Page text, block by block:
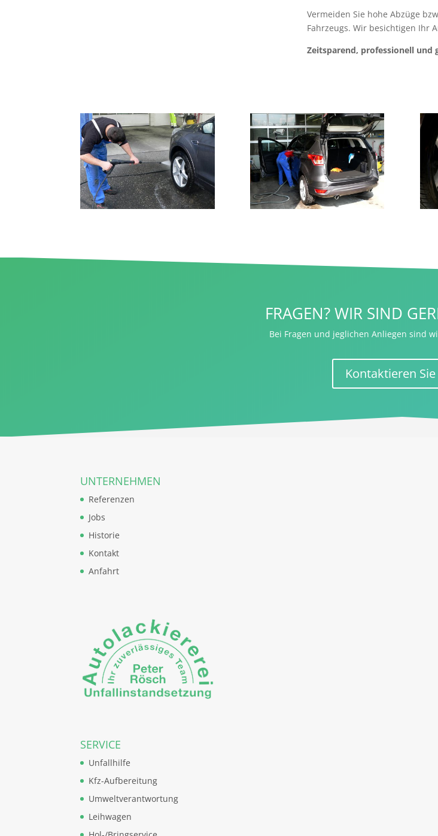
Vermeiden Sie hohe Abzüge
Fahrzeugs. Wir besichtigen Ihr
Zeitsparend, professionell und
FRAGEN? WIR SIND
Bei Fragen und jeglichen Anliegen sind
Kontaktieren
UNTERNEHMEN
Referenzen
Jobs
Historie
Kontakt
Anfahrt
SERVICE
Unfallhilfe
Kfz-Aufbereitung
Umweltverantwortung
Leihwagen